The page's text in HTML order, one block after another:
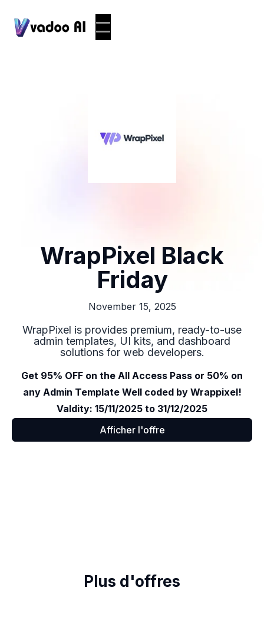
WrapPixel Black
Friday
November 15, 2025
WrapPixel is provides premium, ready-to-use
admin templates, UI kits, and dashboard
solutions for web developers.
Get 95% OFF on the All Access Pass or 50% on
any Admin Template Well coded by Wrappixel!
Valdity: 15/11/2025 to 31/12/2025
Afficher l'offre
Plus d'offres